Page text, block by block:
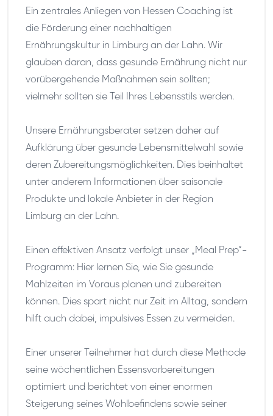
Ein zentrales Anliegen von Hessen Coaching ist
die Förderung einer nachhaltigen
Ernährungskultur in Limburg an der Lahn. Wir
glauben daran, dass gesunde Ernährung nicht nur
vorübergehende Maßnahmen sein sollten;
vielmehr sollten sie Teil Ihres Lebensstils werden.
Unsere Ernährungsberater setzen daher auf
Aufklärung über gesunde Lebensmittelwahl sowie
deren Zubereitungsmöglichkeiten. Dies beinhaltet
unter anderem Informationen über saisonale
Produkte und lokale Anbieter in der Region
Limburg an der Lahn.
Einen effektiven Ansatz verfolgt unser „Meal Prep“-
Programm: Hier lernen Sie, wie Sie gesunde
Mahlzeiten im Voraus planen und zubereiten
können. Dies spart nicht nur Zeit im Alltag, sondern
hilft auch dabei, impulsives Essen zu vermeiden.
Einer unserer Teilnehmer hat durch diese Methode
seine wöchentlichen Essensvorbereitungen
optimiert und berichtet von einer enormen
Steigerung seines Wohlbefindens sowie seiner